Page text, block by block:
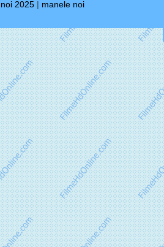
2025 | manele noi